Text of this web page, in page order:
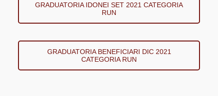
GRADUATORIA IDONEI SET 2021 CATEGORIA
RUN
GRADUATORIA BENEFICIARI DIC 2021
CATEGORIA RUN